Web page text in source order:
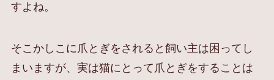
すよね。
そこかしこに爪とぎをされると飼い主は困ってし
まいますが、実は猫にとって爪とぎをすることは